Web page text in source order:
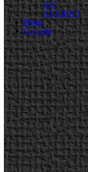
iOS
ANDROID
Prensa
Contacto